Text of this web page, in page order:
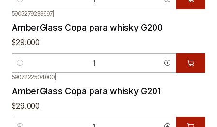
Cantidad
5905279233997
AmberGlass Copa para whisky G200
$29.000
Cantidad
5907222504000
AmberGlass Copa para whisky G201
$29.000